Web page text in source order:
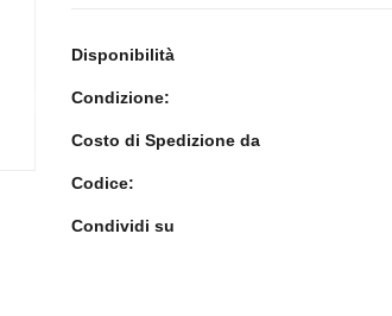
Disponibilità
Condizione:
Costo di Spedizione da
Codice:
Condividi su